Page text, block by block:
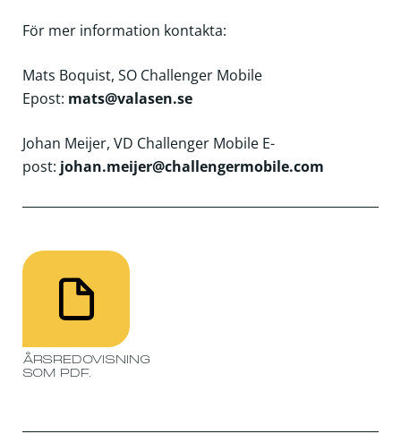
För mer information kontakta:
Mats Boquist, SO Challenger Mobile
Epost: mats@valasen.se
Johan Meijer, VD Challenger Mobile E-
post: johan.meijer@challengermobile.com
ÅRSREDOVISNING
SOM PDF.